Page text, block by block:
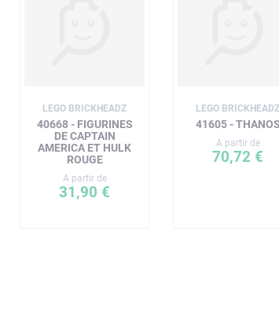
LEGO BRICKHEADZ
40668 - FIGURINES
DE CAPTAIN
AMERICA ET HULK
ROUGE
A partir de
31,90 €
LEGO BRICKHEADZ
41605 - THANOS
A partir de
70,72 €